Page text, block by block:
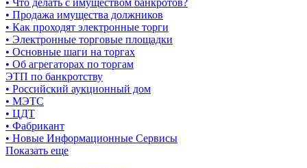
• Что делать с имуществом банкротов?
• Продажа имущества должников
• Как проходят электронные торги
• Электронные торговые площадки
• Основные шаги на торгах
• Об агрегаторах по торгам
ЭТП по банкротству
• Российский аукционный дом
• МЭТС
• ЦДТ
• Фабрикант
• Новые Информационные Сервисы
Показать еще